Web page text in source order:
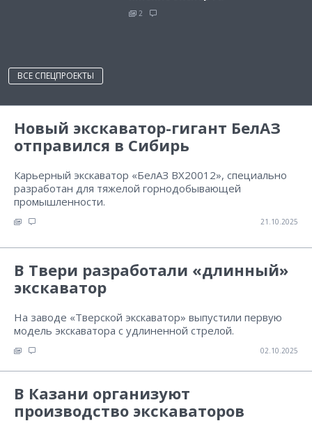
2
ВСЕ СПЕЦПРОЕКТЫ
Новый экскаватор-гигант БелАЗ
отправился в Сибирь
Карьерный экскаватор «БелАЗ BX20012», специально
разработан для тяжелой горнодобывающей
промышленности.
21.10.2025
В Твери разработали «длинный»
экскаватор
На заводе «Тверской экскаватор» выпустили первую
модель экскаватора с удлиненной стрелой.
02.10.2025
В Казани организуют
производство экскаваторов